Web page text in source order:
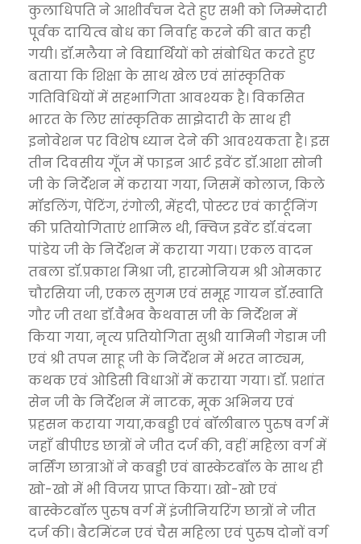
कुलाधिपति ने आशीर्वचन देते हुए सभी को जिम्मेदारी
पूर्वक दायित्व बोध का निर्वाह करने की बात कही
गयी। डॉ.मलैया ने विद्यार्थियों को संबोधित करते हुए
बताया कि शिक्षा के साथ खेल एवं सांस्कृतिक
गतिविधियों में सहभागिता आवश्यक है। विकसित
भारत के लिए सांस्कृतिक साझेदारी के साथ ही
इनोवेशन पर विशेष ध्यान देने की आवश्यकता है। इस
तीन दिवसीय गूँज में फाइन आर्ट इवेंट डॉ.आशा सोनी
जी के निर्देशन में कराया गया, जिसमें कोलाज, किले
मॉडलिंग, पेंटिंग, रंगोली, मेंहदी, पोस्टर एवं कार्टूनिंग
की प्रतियोगिताएं शामिल थी, क्विज इवेंट डॉ.वंदना
पांडेय जी के निर्देशन में कराया गया। एकल वादन
तबला डॉ.प्रकाश मिश्रा जी, हारमोनियम श्री ओमकार
चौरसिया जी, एकल सुगम एवं समूह गायन डॉ.स्वाति
गौर जी तथा डॉ.वैभव कैथवास जी के निर्देशन में
किया गया, नृत्य प्रतियोगिता सुश्री यामिनी गेडाम जी
एवं श्री तपन साहू जी के निर्देशन में भरत नाट्यम,
कथक एवं ओडिसी विधाओं में कराया गया। डॉ. प्रशांत
सेन जी के निर्देशन में नाटक, मूक अभिनय एवं
प्रहसन कराया गया,कबड्डी एवं बॉलीबाल पुरुष वर्ग में
जहाँ बीपीएड छात्रों ने जीत दर्ज की, वहीं महिला वर्ग में
नर्सिंग छात्राओं ने कबड्डी एवं बास्केटबॉल के साथ ही
खो-खो में भी विजय प्राप्त किया। खो-खो एवं
बास्केटबॉल पुरुष वर्ग में इंजीनियरिंग छात्रों ने जीत
दर्ज की। बैटमिंटन एवं चैस महिला एवं पुरुष दोनों वर्ग